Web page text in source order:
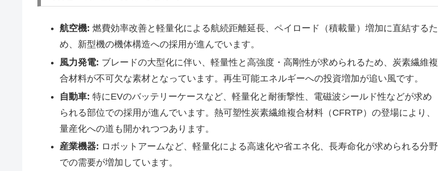
航空機: 燃費効率改善と軽量化による航続距離延長、ペイロード（積載量）増加に直結するた
め、新型機の機体構造への採用が進んでいます。
風力発電: ブレードの大型化に伴い、軽量性と高強度・高剛性が求められるため、炭素繊維複
合材料が不可欠な素材となっています。再生可能エネルギーへの投資増加が追い風です。
自動車: 特にEVのバッテリーケースなど、軽量化と耐衝撃性、電磁波シールド性などが求め
られる部位での採用が進んでいます。熱可塑性炭素繊維複合材料（CFRTP）の登場により、
量産化への道も開かれつつあります。
産業機器: ロボットアームなど、軽量化による高速化や省エネ化、長寿命化が求められる分野
での需要が増加しています。